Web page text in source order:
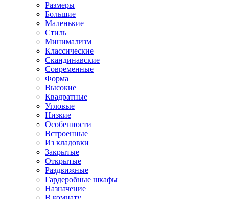
Размеры
Большие
Маленькие
Стиль
Минимализм
Классические
Скандинавские
Современные
Форма
Высокие
Квадратные
Угловые
Низкие
Особенности
Встроенные
Из кладовки
Закрытые
Открытые
Раздвижные
Гардеробные шкафы
Назначение